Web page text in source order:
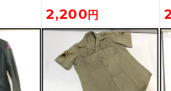
2,200